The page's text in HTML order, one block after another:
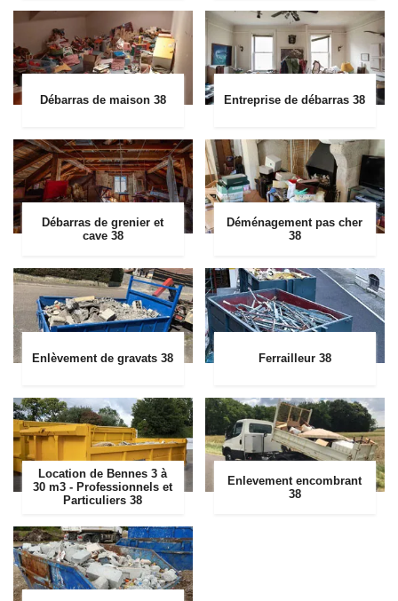
Débarras de maison 38 Entreprise de débarras 38
Débarras de grenier et
cave 38
Déménagement pas cher
38
Enlèvement de gravats 38 Ferrailleur 38
Location de Bennes 3 à
30 m3 - Professionnels et
Particuliers 38
Enlevement encombrant
38